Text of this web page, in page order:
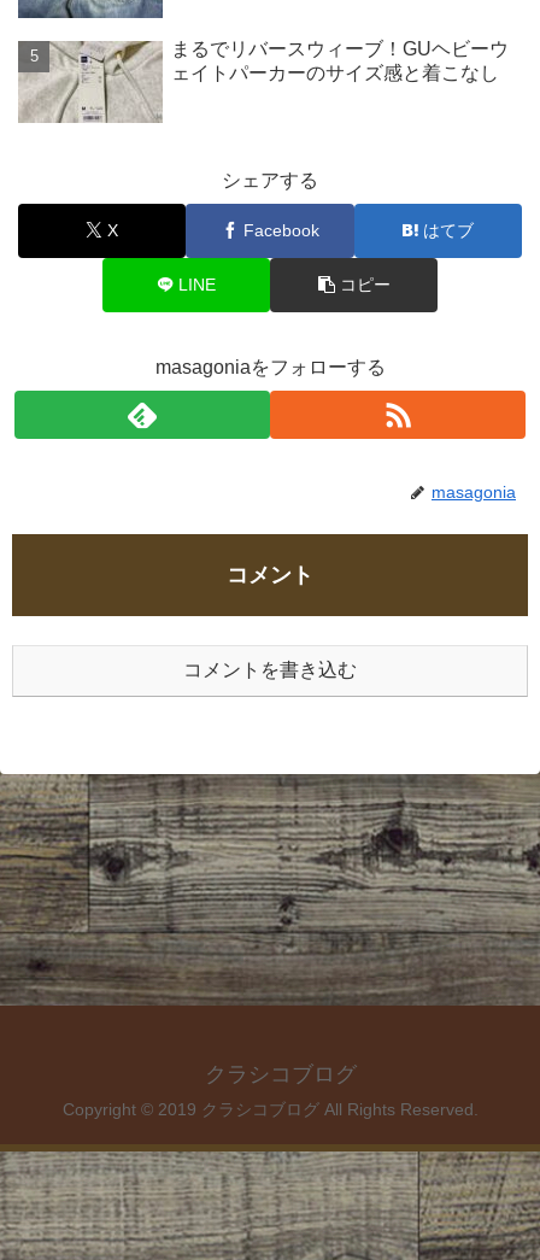
まるでリバースウィーブ！GUヘビーウ
ェイトパーカーのサイズ感と着こなし
シェアする
X Facebook はてブ
LINE コピー
masagoniaをフォローする
masagonia
コメント
コメントを書き込む
クラシコブログ
Copyright © 2019 クラシコブログ All Rights Reserved.